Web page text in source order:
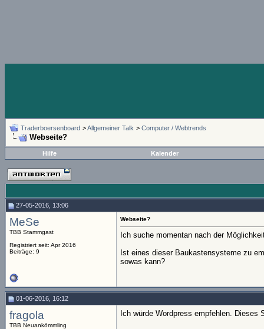
Traderboersenboard >Allgemeiner Talk > Computer / Webtrends
Webseite?
Hilfe Kalender
27-05-2016, 13:06
MeSe
TBB Stammgast
Registriert seit: Apr 2016
Beiträge: 9
Webseite?
Ich suche momentan nach der
Ist eines dieser Baukastensysteme zu
sowas kann?
01-06-2016, 16:12
fragola
TBB Neuankömmling
Ich würde Wordpress empfehlen. Dieses